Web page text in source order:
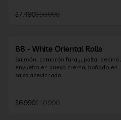
$7.490$10.990
88 - White Oriental Rolls
Salmón, camarón furay, palta, pepino,
envuelto en queso crema, bañado en
salsa acevichada.
$6.990$10.990